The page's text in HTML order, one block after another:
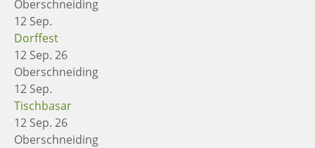
Oberschneiding
12 Sep.
Dorffest
12 Sep. 26
Oberschneiding
12 Sep.
Tischbasar
12 Sep. 26
Oberschneiding